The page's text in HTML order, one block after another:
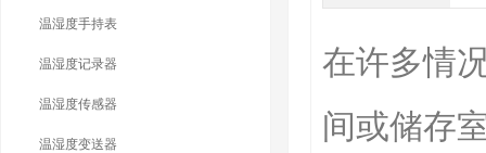
温湿度手持表
温湿度记录器
温湿度传感器
温湿度变送器
在许多情
间或储存